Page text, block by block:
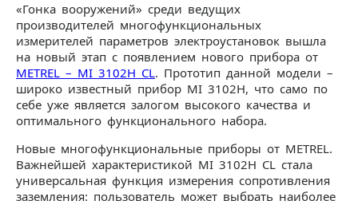
«Гонка вооружений» среди ведущих
производителей многофункциональных
измерителей параметров электроустановок вышла
на новый этап с появлением нового прибора от
METREL – MI 3102H CL. Прототип данной модели –
широко известный прибор MI 3102H, что само по
себе уже является залогом высокого качества и
оптимального функционального набора.
Новые многофункциональные приборы от METREL.
Важнейшей характеристикой MI 3102H CL стала
универсальная функция измерения сопротивления
заземления: пользователь может выбрать наиболее